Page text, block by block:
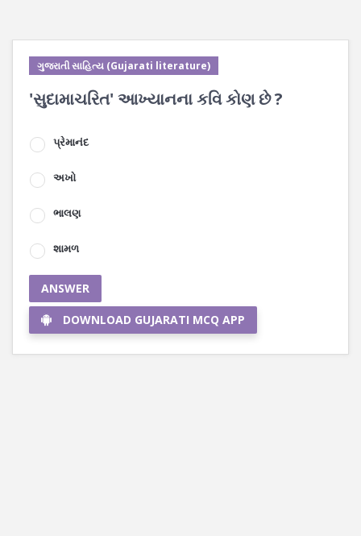
ગુજરાતી સાહિત્ય (Gujarati literature)
'સુદામાચરિત' આખ્યાનના કવિ કોણ છે ?
પ્રેમાનંદ
અખો
ભાલણ
શામળ
ANSWER
DOWNLOAD GUJARATI MCQ APP